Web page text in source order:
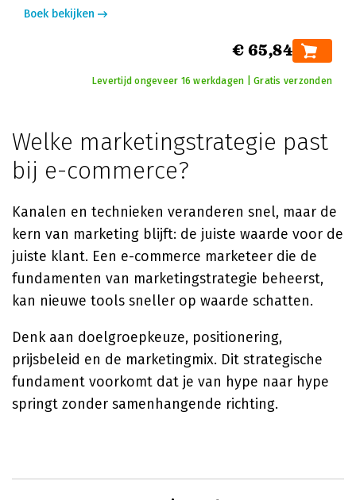
Boek bekijken
€ 65,84
Levertijd ongeveer 16 werkdagen | Gratis verzonden
Welke marketingstrategie past
bij e-commerce?
Kanalen en technieken veranderen snel, maar de
kern van marketing blijft: de juiste waarde voor de
juiste klant. Een e-commerce marketeer die de
fundamenten van marketingstrategie beheerst,
kan nieuwe tools sneller op waarde schatten.
Denk aan doelgroepkeuze, positionering,
prijsbeleid en de marketingmix. Dit strategische
fundament voorkomt dat je van hype naar hype
springt zonder samenhangende richting.